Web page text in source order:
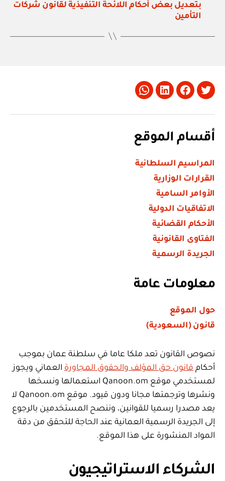
بتعديل بعض أحكام اللائحة التنفيذية لقانون شركات
التأمين
Twitter
Facebook
LinkedIn
Whatsapp
أقسام الموقع
المراسيم السلطانية
القرارات الوزارية
الأوامر السامية
الاتفاقيات الدولية
الأحكام القضائية
الفتاوى القانونية
الجريدة الرسمية
معلومات عامة
حول الموقع
قانون (السعودية)
نصوص القانون تعد ملكا عاما في سلطنة عمان بموجب
أحكام قانون حق المؤلف والحقوق المجاورة العماني ويجوز
لمستخدمي موقع Qanoon.om استعمالها ونسخها
ونشرها وترجمتها مجانا ودون قيود. موقع Qanoon.om لا
يعد مصدرا رسميا للقوانين، وننصح المستخدمين بالرجوع
إلى الجريدة الرسمية العمانية عند الحاجة للتحقق من دقة
المواد المنشورة على هذا الموقع.
الشركاء الاستراتيجيون